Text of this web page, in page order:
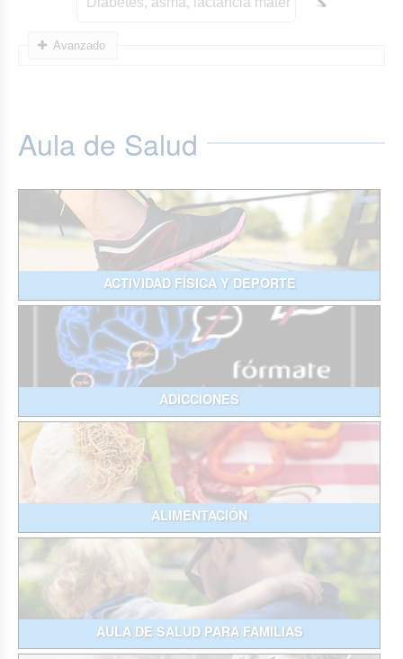
Avanzado
Aula de Salud
ACTIVIDAD FÍSICA Y DEPORTE
ADICCIONES
ALIMENTACIÓN
AULA DE SALUD PARA FAMILIAS